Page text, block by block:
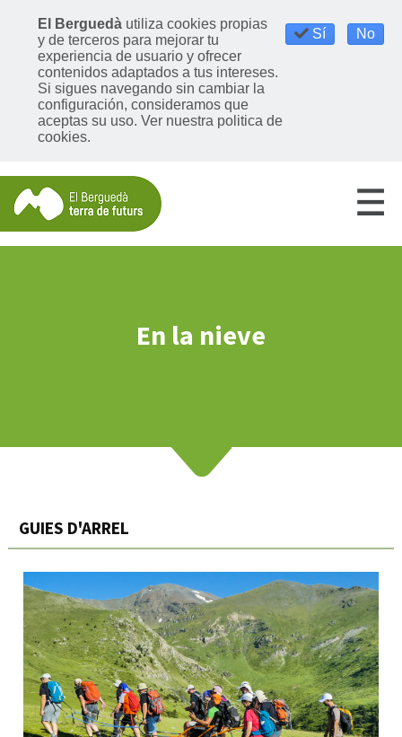
Sí No
El Berguedà utiliza cookies propias
y de terceros para mejorar tu
experiencia de usuario y ofrecer
contenidos adaptados a tus intereses.
Si sigues navegando sin cambiar la
configuración, consideramos que
aceptas su uso. Ver nuestra politica de
cookies.
En la nieve
GUIES D'ARREL